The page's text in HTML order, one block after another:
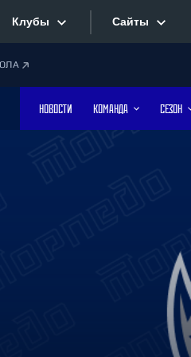
Клубы
Дивизион Боброва
Лада
Сайты
Текстовые
Фотобанк
НОВОСТИ КОМАНДА СЕЗОН